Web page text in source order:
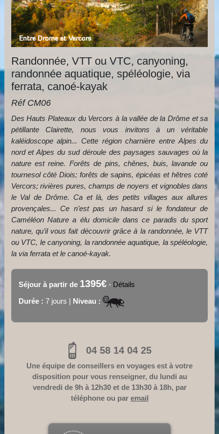
Entre Drome et Vercors
Randonnée, VTT ou VTC, canyoning,
randonnée aquatique, spéléologie, via
ferrata, canoé-kayak
Réf CM06
Des Hauts Plateaux du Vercors à la vallée de la Drôme et sa
pétillante Clairette, nous vous invitons à un véritable
kaléidoscope alpin... Cette région charnière entre Alpes du
nord et Alpes du sud déroule des paysages sauvages où la
nature est reine. Forêts de pins, chênes, buis, lavande ou
tournesol côté Diois; forêts de sapins, épicéas et hêtres coté
Vercors; rivières pures, champs de noyers et vignobles dans
le Val de Drôme. Ca et là, des petits villages aux allures
provençales... Ce n’est pas un hasard si le fondateur de
Caméléon Nature a élu domicile dans ce paradis du sport
nature, qu’il vous fait découvrir grâce à la randonnée, le VTT
ou VTC, le canyoning, la randonnée aquatique, la spéléologie,
la via ferrata et le canoé-kayak.
Séjour à partir de 1395€- Détails
Durée : 7 jours | Niveau :
04 58 14 04 25
Une équipe de conseillers en voyages est à votre
disposition pour vous renseigner, du lundi au
vendredi de 9h à 12h30 et de 13h30 à 18h, par
téléphone ou par email